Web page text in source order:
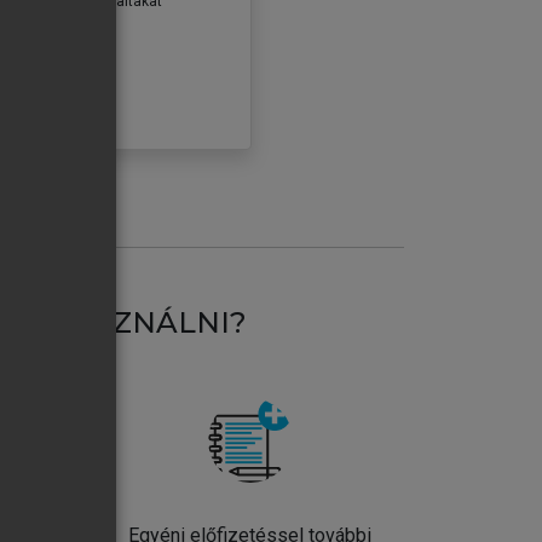
HASZNÁLNI?
Egyéni előfizetéssel további